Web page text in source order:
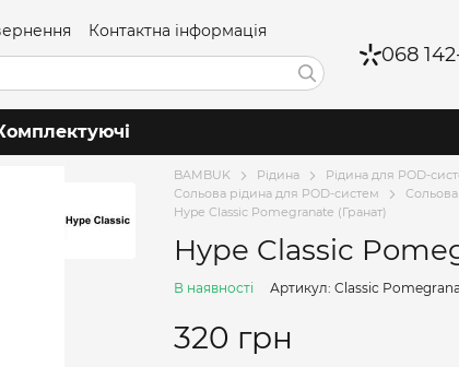
Контактна інформація
068
BAMBUK Рідина
Рідина для POD-
Сольова рідина для POD-систем
Hype Classic Pomegranate (Гранат)
Hype Classic
В наявності Артикул: Classic
320 грн